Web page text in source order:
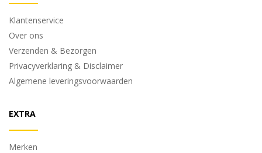
Klantenservice
Over ons
Verzenden & Bezorgen
Privacyverklaring & Disclaimer
Algemene leveringsvoorwaarden
EXTRA
Merken